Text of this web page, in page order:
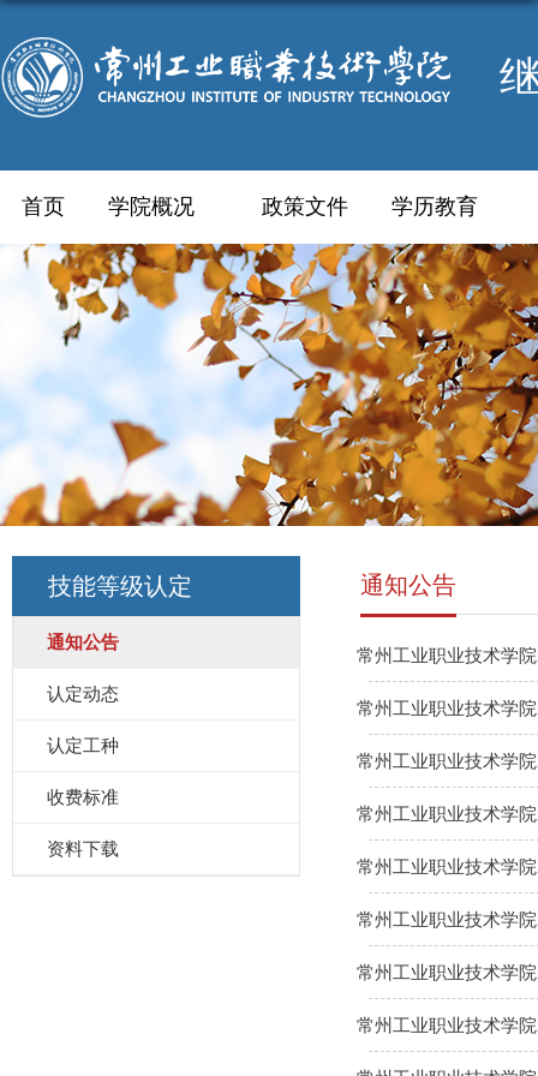
首页 学院概况 政策文件 学历教育
技能等级认定
通知公告
认定动态
认定工种
收费标准
资料下载
通知公告
常州工业职业技术学
常州工业职业技术学
常州工业职业技术学
常州工业职业技术学
常州工业职业技术学
常州工业职业技术学
常州工业职业技术学
常州工业职业技术学